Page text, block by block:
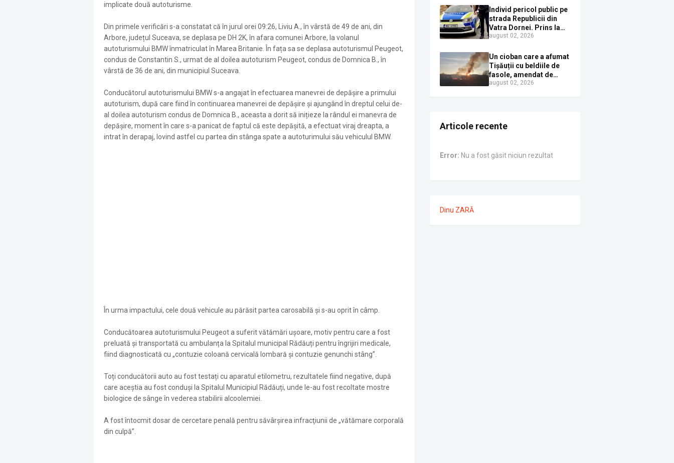
implicate două autoturisme.
Din primele verificări s-a constatat că în jurul orei 09:26, Liviu A., în vârstă de 49 de ani, din
Arbore, județul Suceava, se deplasa pe DH 2K, în afara comunei Arbore, la volanul
autoturismului BMW înmatriculat în Marea Britanie. În fața sa se deplasa autoturismul Peugeot,
condus de Constantin S., urmat de al doilea autoturism Peugeot, condus de Domnica B., în
vârstă de 36 de ani, din municipiul Suceava.
Conducătorul autoturismului BMW s-a angajat în efectuarea manevrei de depășire a primului
autoturism, după care fiind în continuarea manevrei de depășire și ajungând în dreptul celui de-
al doilea autoturism condus de Domnica B., aceasta a dorit să inițieze la rândul ei manevra de
depășire, moment în care s-a panicat de faptul că este depășită, a efectuat viraj dreapta, a
intrat în derapaj, lovind astfel cu partea din stânga spate a autoturimului său vehiculul BMW.
În urma impactului, cele două vehicule au părăsit partea carosabilă și s-au oprit în câmp.
Conducătoarea autoturismului Peugeot a suferit vătămări ușoare, motiv pentru care a fost
preluată și transportată cu ambulanța la Spitalul municipal Rădăuți pentru îngrijiri medicale,
fiind diagnosticată cu „contuzie coloană cervicală lombară și contuzie genunchi stâng”.
Toți conducătorii auto au fost testați cu aparatul etilometru, rezultatele fiind negative, după
care aceștia au fost conduși la Spitalul Municipiul Rădăuți, unde le-au fost recoltate mostre
biologice de sânge în vederea stabilirii alcoolemiei.
A fost întocmit dosar de cercetare penală pentru săvârşirea infracţiunii de „vătămare corporală
din culpă”.
Individ pericol public pe
strada Republicii din
Vatra Dornei. Prins la
volan cu mașina
plină zi
august 02, 2026
Un cioban care a afumat
Tișăuții cu beldiile de
fasole, amendat de
pompierii ISU Suceava
august 02, 2026
Articole recente
Error: Nu a fost găsit niciun rezultat
Dinu ZARĂ